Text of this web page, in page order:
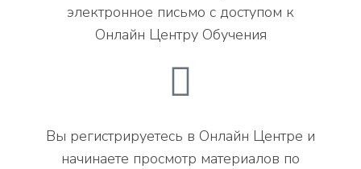
электронное письмо с доступом к
Онлайн Центру Обучения
Вы регистрируетесь в Онлайн Центре и
начинаете просмотр материалов по